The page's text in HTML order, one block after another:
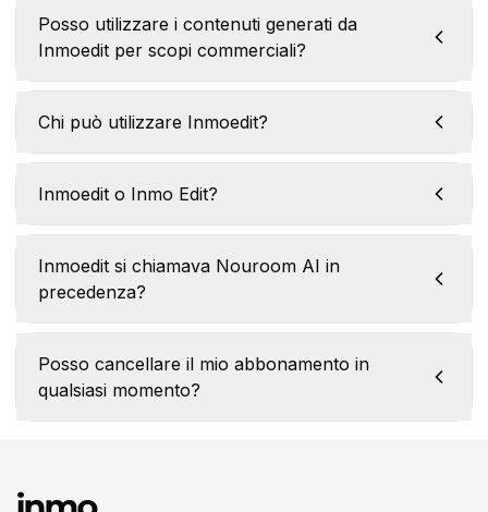
Posso utilizzare i contenuti generati da
Inmoedit per scopi commerciali?
Chi può utilizzare Inmoedit?
Inmoedit o Inmo Edit?
Inmoedit si chiamava Nouroom AI in
precedenza?
Posso cancellare il mio abbonamento in
qualsiasi momento?